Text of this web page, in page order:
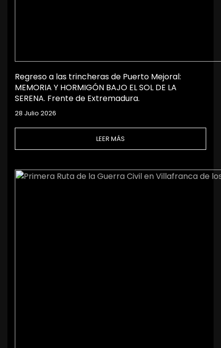
Regreso a las trincheras de Puerto Mejoral:
MEMORIA Y HORMIGÓN BAJO EL SOL DE LA
SERENA. Frente de Extremadura.
28 Julio 2026
LEER MÁS